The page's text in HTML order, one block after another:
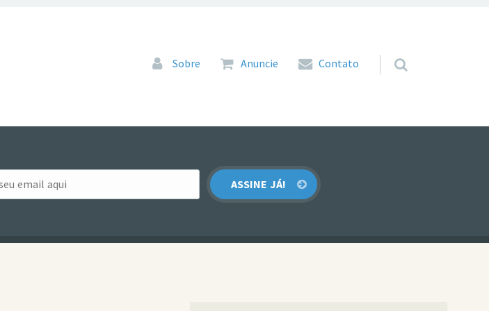
Pular para o conteúdo
Sobre Anuncie Contato